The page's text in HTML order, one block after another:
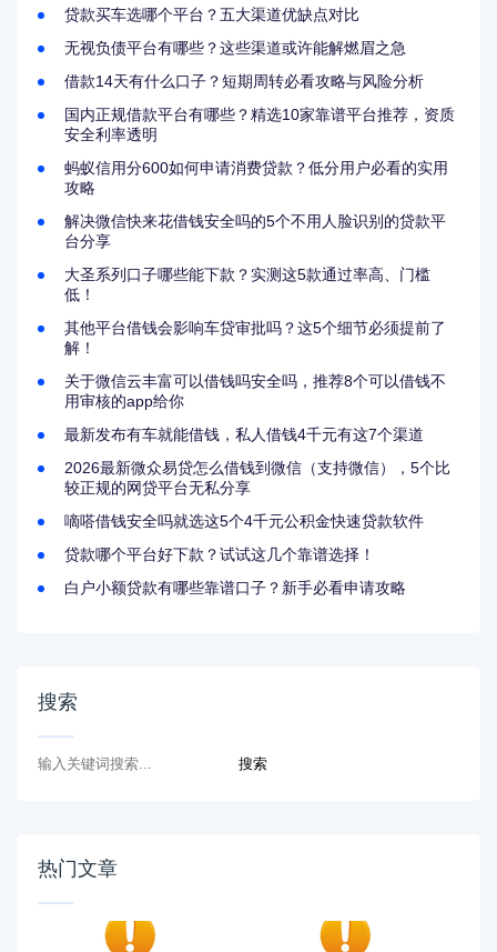
贷款买车选哪个平台？五大渠道优缺点对比
无视负债平台有哪些？这些渠道或许能解燃眉之急
借款14天有什么口子？短期周转必看攻略与风险分析
国内正规借款平台有哪些？精选10家靠谱平台推荐，资质
安全利率透明
蚂蚁信用分600如何申请消费贷款？低分用户必看的实用
攻略
解决微信快来花借钱安全吗的5个不用人脸识别的贷款平
台分享
大圣系列口子哪些能下款？实测这5款通过率高、门槛
低！
其他平台借钱会影响车贷审批吗？这5个细节必须提前了
解！
关于微信云丰富可以借钱吗安全吗，推荐8个可以借钱不
用审核的app给你
最新发布有车就能借钱，私人借钱4千元有这7个渠道
2026最新微众易贷怎么借钱到微信（支持微信），5个比
较正规的网贷平台无私分享
嘀嗒借钱安全吗就选这5个4千元公积金快速贷款软件
贷款哪个平台好下款？试试这几个靠谱选择！
白户小额贷款有哪些靠谱口子？新手必看申请攻略
搜索
热门文章